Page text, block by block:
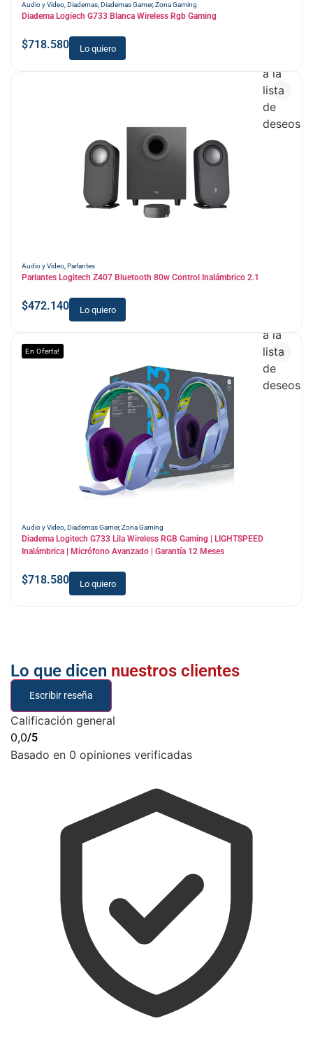
Audio y Video, Diademas, Diademas Gamer,Zona Gaming
Diadema Logiech G733 Blanca Wireless Rgb Gaming
$718.580 Lo quiero
Audio y Video, Parlantes
Parlantes Logitech Z407 Bluetooth 80w Control Inalámbrico 2.1
$472.140 Lo quiero
a la
lista
de
deseos
Audio y Video, Diademas Gamer,Zona Gaming
Diadema Logitech G733 Lila Wireless RGB Gaming | LIGHTSPEED
Inalámbrica | Micrófono Avanzado | Garantía 12 Meses
$718.580 Lo quiero
En Oferta!
a la
lista
de
deseos
Lo que dicen nuestros clientes
Escribir reseña
Calificación general
0,0/5
Basado en 0 opiniones verificadas